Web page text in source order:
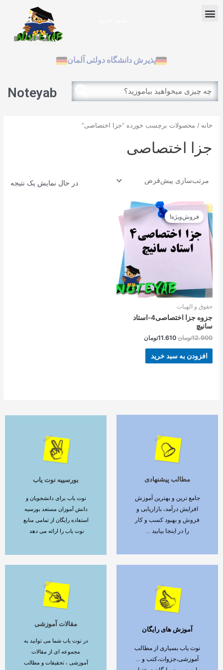
Menu
پذیرش دانشگاه دولتی آلمان
Search
Search
Noteyab
خانه / محصولات برچسب خورده “جزا اختصاصی”
جزا اختصاصی
در حال نمایش یک نتیجه
فروش‌ویژه!
حقوق و الهیات
جزوه جزا اختصاصی4-استاد
سانیچ
12.900تومان
قیمت
اصلی
بود.
11.610تومان
قیمت
11.610تومان
است.
افزودن به سبد خرید
مطالب پیشنهادی
جامع ترین و بهترین آموزش
افزایش درآمد، بازاریابی و
فروش و بهبود کسب و کار
را در اینجا بیابید ...
ادامه مطلب بورسییه نوت یاب
نوت یاب برای دانشجویان و
دانش آموزان مستعد بورسیه
استفاده رایگان از تمامی منابع
نوت یاب را ارائه می دهد
ادامه مطلب
آموزش های رایگان
نوت یاب بسیاری از مطالب
آموزشی،جزوات،کتب و ...
ادامه مطلب
مقالات آموزشی
در نوت یاب شما می توانید به
مجموعه ای از مقالات
آموزشی ، تحقیقات و مطالب